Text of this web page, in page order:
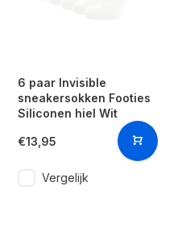
6 paar Invisible
sneakersokken Footies
Siliconen hiel Wit
€13,95
Vergelijk